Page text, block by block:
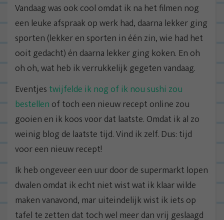
Vandaag was ook cool omdat ik na het filmen nog
een leuke afspraak op werk had, daarna lekker ging
sporten (lekker en sporten in één zin, wie had het
ooit gedacht) én daarna lekker ging koken. En oh
oh oh, wat heb ik verrukkelijk gegeten vandaag.
Eventjes twijfelde ik nog of ik nou sushi zou
bestellen of toch een nieuw recept online zou
gooien en ik koos voor dat laatste. Omdat ik al zo
weinig blog de laatste tijd. Vind ik zelf. Dus: tijd
voor een nieuw recept!
Ik heb ongeveer een uur door de supermarkt lopen
dwalen omdat ik echt niet wist wat ik klaar wilde
maken vanavond, mar uiteindelijk wist ik iets op
tafel te zetten dat toch wel meer dan vrij geslaagd